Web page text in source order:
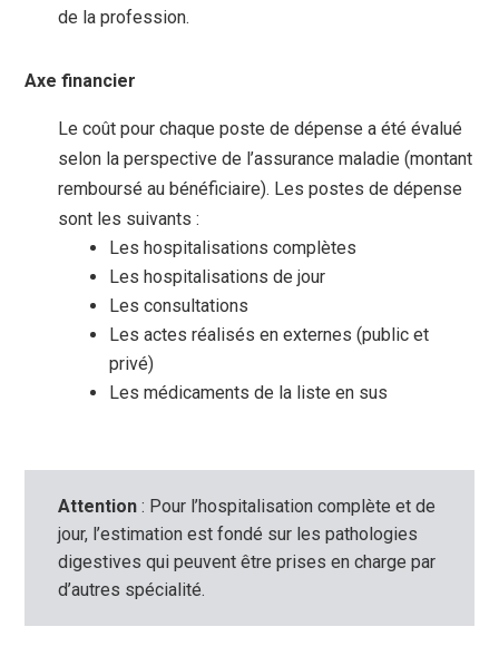
de la profession.
Axe financier
Le coût pour chaque poste de dépense a été évalué
selon la perspective de l’assurance maladie (montant
remboursé au bénéficiaire). Les postes de dépense
sont les suivants :
Les hospitalisations complètes
Les hospitalisations de jour
Les consultations
Les actes réalisés en externes (public et
privé)
Les médicaments de la liste en sus
Attention : Pour l’hospitalisation complète et de
jour, l’estimation est fondé sur les pathologies
digestives qui peuvent être prises en charge par
d’autres spécialité.